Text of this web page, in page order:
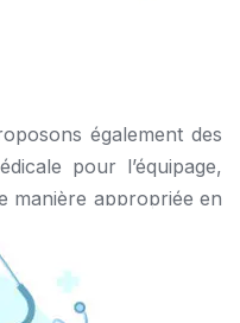
également des
pour l’équipage,
manière appropriée en